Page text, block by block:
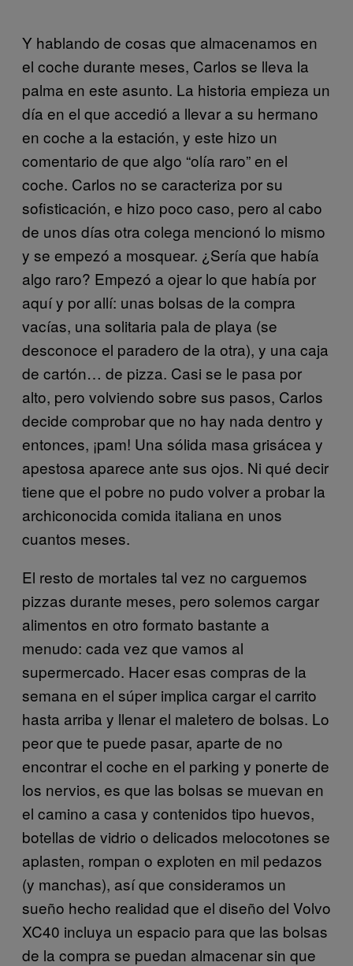
Y hablando de cosas que almacenamos en
el coche durante meses, Carlos se lleva la
palma en este asunto. La historia empieza un
día en el que accedió a llevar a su hermano
en coche a la estación, y este hizo un
comentario de que algo “olía raro” en el
coche. Carlos no se caracteriza por su
sofisticación, e hizo poco caso, pero al cabo
de unos días otra colega mencionó lo mismo
y se empezó a mosquear. ¿Sería que había
algo raro? Empezó a ojear lo que había por
aquí y por allí: unas bolsas de la compra
vacías, una solitaria pala de playa (se
desconoce el paradero de la otra), y una caja
de cartón… de pizza. Casi se le pasa por
alto, pero volviendo sobre sus pasos, Carlos
decide comprobar que no hay nada dentro y
entonces, ¡pam! Una sólida masa grisácea y
apestosa aparece ante sus ojos. Ni qué decir
tiene que el pobre no pudo volver a probar la
archiconocida comida italiana en unos
cuantos meses.
El resto de mortales tal vez no carguemos
pizzas durante meses, pero solemos cargar
alimentos en otro formato bastante a
menudo: cada vez que vamos al
supermercado. Hacer esas compras de la
semana en el súper implica cargar el carrito
hasta arriba y llenar el maletero de bolsas. Lo
peor que te puede pasar, aparte de no
encontrar el coche en el parking y ponerte de
los nervios, es que las bolsas se muevan en
el camino a casa y contenidos tipo huevos,
botellas de vidrio o delicados melocotones se
aplasten, rompan o exploten en mil pedazos
(y manchas), así que consideramos un
sueño hecho realidad que el diseño del Volvo
XC40 incluya un espacio para que las bolsas
de la compra se puedan almacenar sin que